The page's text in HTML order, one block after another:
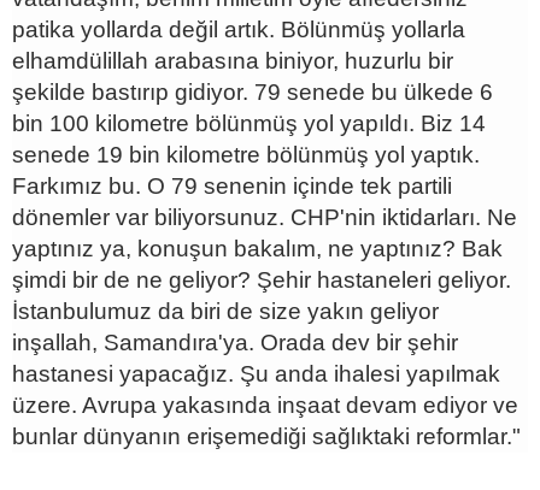
patika yollarda değil artık. Bölünmüş yollarla
elhamdülillah arabasına biniyor, huzurlu bir
şekilde bastırıp gidiyor. 79 senede bu ülkede 6
bin 100 kilometre bölünmüş yol yapıldı. Biz 14
senede 19 bin kilometre bölünmüş yol yaptık.
Farkımız bu. O 79 senenin içinde tek partili
dönemler var biliyorsunuz. CHP'nin iktidarları. Ne
yaptınız ya, konuşun bakalım, ne yaptınız? Bak
şimdi bir de ne geliyor? Şehir hastaneleri geliyor.
İstanbulumuz da biri de size yakın geliyor
inşallah, Samandıra'ya. Orada dev bir şehir
hastanesi yapacağız. Şu anda ihalesi yapılmak
üzere. Avrupa yakasında inşaat devam ediyor ve
bunlar dünyanın erişemediği sağlıktaki reformlar."